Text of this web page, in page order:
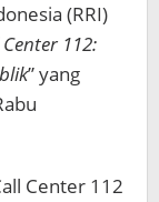
(RRI)
112:
” yang
Center 112